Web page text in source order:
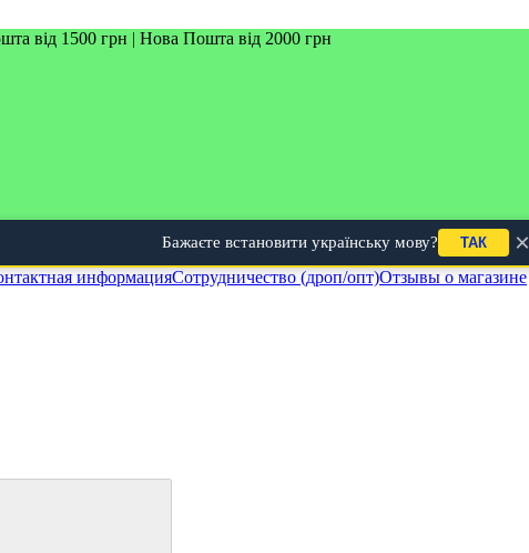
від 1500 грн | Нова Пошта від 2000 грн
Бажаєте встановити українську мову? ТАК ×
информацияСотрудничество (дроп/опт)Отзывы о магазине